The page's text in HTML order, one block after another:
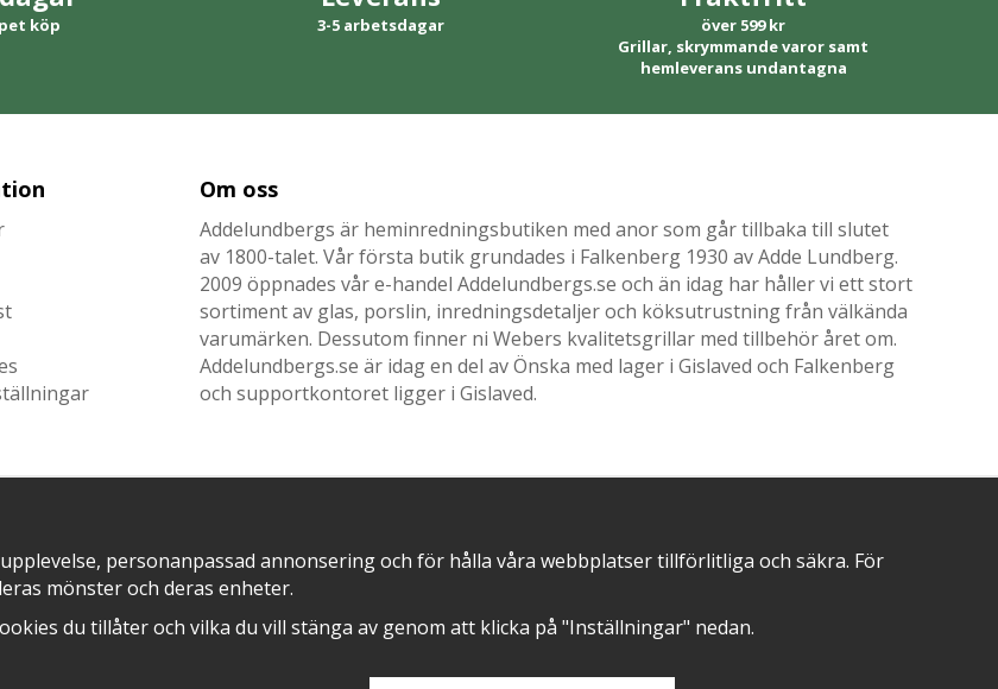
köp 3-5 arbetsdagar
över 599 kr
Grillar, skrymmande varor samt
hemleverans undantagna
Om oss
Addelundbergs är heminredningsbutiken med anor som går tillbaka till slutet
av 1800-talet. Vår första butik grundades i Falkenberg 1930 av Adde Lundberg.
2009 öppnades vår e-handel Addelundbergs.se och än idag har håller vi ett stort
sortiment av glas, porslin, inredningsdetaljer och köksutrustning från välkända
varumärken. Dessutom finner ni Webers kvalitetsgrillar med tillbehör året om.
Addelundbergs.se är idag en del av Önska med lager i Gislaved och Falkenberg
och supportkontoret ligger i Gislaved.
POSITIVA OMDÖMEN PÅ
personanpassad annonsering och för hålla våra webbplatser tillförlitliga och säkra. För
mönster och deras enheter.
du tillåter och vilka du vill stänga av genom att klicka på "Inställningar" nedan.